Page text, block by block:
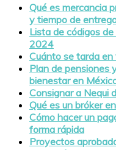
Qué es mercancia
y tiempo de
Lista de códigos
2024
Cuánto se tarda
Plan de pensiones
bienestar en
Consignar a Nequi
Qué es un bróker
Cómo hacer un
forma rápida
Proyectos